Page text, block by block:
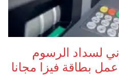
لسداد الرسوم
بطاقة فيزا مجانا